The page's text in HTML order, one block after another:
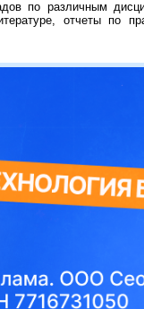
по различным
отчеты по